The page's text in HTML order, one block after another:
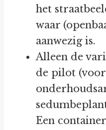
het
waar
aanwezig is.
Alleen de
de pilot
Een